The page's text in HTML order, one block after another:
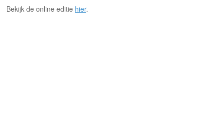
Bekijk de online editie hier.